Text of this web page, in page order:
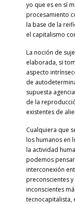
yo que es en sí
procesamiento
la base de la
el capitalismo
La noción de
elaborada, si
aspecto
de
supuesta
de la
existentes de
Cualquiera que
los humanos en
la actividad
podemos
interconexión
preconscientes
inconscientes
tecnocapitalista,